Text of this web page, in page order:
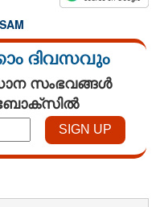
ദിവസവും
സംഭവങ്ങൾ